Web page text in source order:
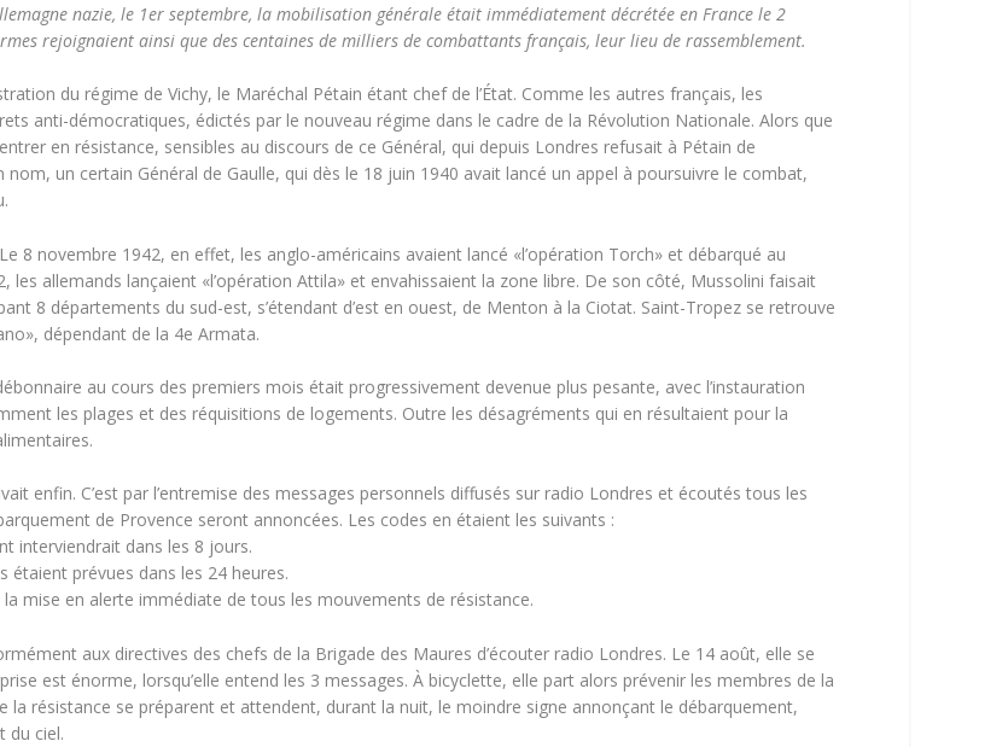
nazie, le 1er septembre, la mobilisation générale était immédiatement décrétée en France le 2
rejoignaient ainsi que des centaines de milliers de combattants français, leur lieu de rassemblement.
du régime de Vichy, le Maréchal Pétain étant chef de l’État. Comme les autres français, les
anti-démocratiques, édictés par le nouveau régime dans le cadre de la Révolution Nationale. Alors que
en résistance, sensibles au discours de ce Général, qui depuis Londres refusait à Pétain de
un certain Général de Gaulle, qui dès le 18 juin 1940 avait lancé un appel à poursuivre le combat,
8 novembre 1942, en effet, les anglo-américains avaient lancé «l’opération Torch» et débarqué au
les allemands lançaient «l’opération Attila» et envahissaient la zone libre. De son côté, Mussolini faisait
8 départements du sud-est, s’étendant d’est en ouest, de Menton à la Ciotat. Saint-Tropez se retrouve
dépendant de la 4e Armata.
au cours des premiers mois était progressivement devenue plus pesante, avec l’instauration
les plages et des réquisitions de logements. Outre les désagréments qui en résultaient pour la
enfin. C’est par l’entremise des messages personnels diffusés sur radio Londres et écoutés tous les
de Provence seront annoncées. Les codes en étaient les suivants :
interviendrait dans les 8 jours.
prévues dans les 24 heures.
mise en alerte immédiate de tous les mouvements de résistance.
aux directives des chefs de la Brigade des Maures d’écouter radio Londres. Le 14 août, elle se
est énorme, lorsqu’elle entend les 3 messages. À bicyclette, elle part alors prévenir les membres de la
la résistance se préparent et attendent, durant la nuit, le moindre signe annonçant le débarquement,
du ciel.